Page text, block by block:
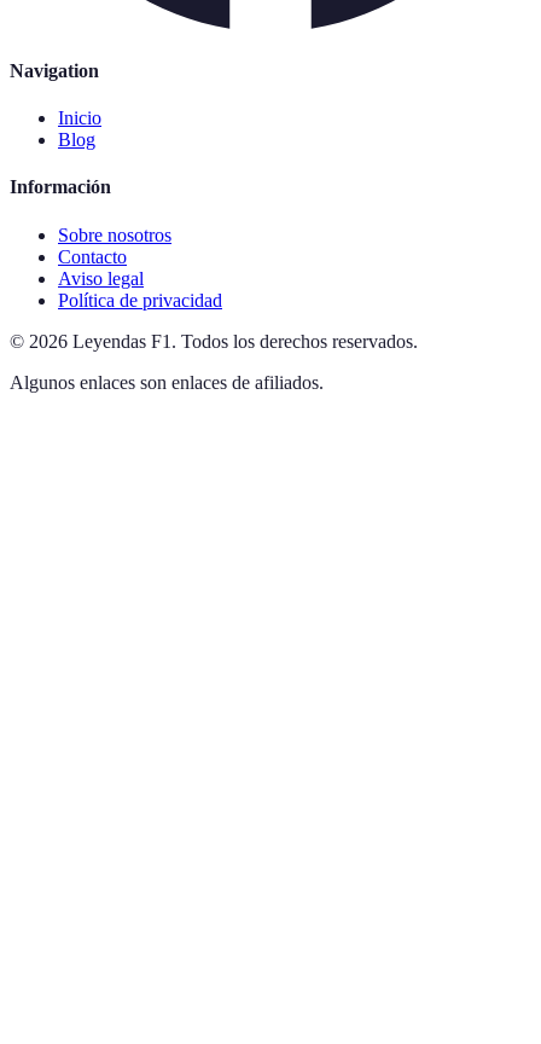
Navigation
Inicio
Blog
Información
Sobre nosotros
Contacto
Aviso legal
Política de privacidad
© 2026 Leyendas F1 . Todos los derechos reservados.
Algunos enlaces son enlaces de afiliados.